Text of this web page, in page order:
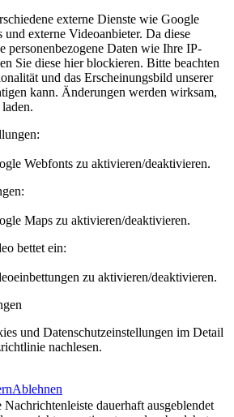
externe Dienste wie Google
externe Videoanbieter. Da diese
personenbezogene Daten wie Ihre IP-
Sie diese hier blockieren. Bitte beachten
und das Erscheinungsbild unserer
kann. Änderungen werden wirksam,
Webfonts zu aktivieren/deaktivieren.
Maps zu aktivieren/deaktivieren.
bettet ein:
zu aktivieren/deaktivieren.
und Datenschutzeinstellungen im Detail
nachlesen.
Ablehnen
dauerhaft ausgeblendet